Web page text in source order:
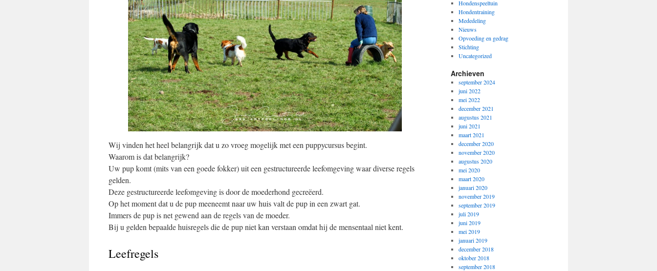
Wij vinden het heel belangrijk dat u zo vroeg mogelijk met een puppycursus begint.
Waarom is dat belangrijk?
Uw pup komt (mits van een goede fokker) uit een gestructureerde leefomgeving waar diverse regels
gelden.
Deze gestructureerde leefomgeving is door de moederhond gecreëerd.
Op het moment dat u de pup meeneemt naar uw huis valt de pup in een zwart gat.
Immers de pup is net gewend aan de regels van de moeder.
Bij u gelden bepaalde huisregels die de pup niet kan verstaan omdat hij de mensentaal niet kent.
Leefregels
Hondenspeeltuin
Hondentraining
Mededeling
Nieuws
Opvoeding en gedrag
Stichting
Uncategorized
Archieven
september 2024
juni 2022
mei 2022
december 2021
augustus 2021
juni 2021
maart 2021
december 2020
november 2020
augustus 2020
mei 2020
maart 2020
januari 2020
november 2019
september 2019
juli 2019
juni 2019
mei 2019
januari 2019
december 2018
oktober 2018
september 2018